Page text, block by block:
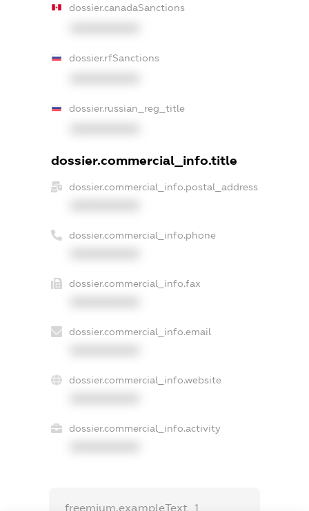
dossier.canadaSanctions
dossier.rfSanctions
dossier.russian_reg_title
dossier.commercial_info.title
dossier.commercial_info.postal_address
dossier.commercial_info.phone
dossier.commercial_info.fax
dossier.commercial_info.email
dossier.commercial_info.website
dossier.commercial_info.activity
freemium.exampleText_1